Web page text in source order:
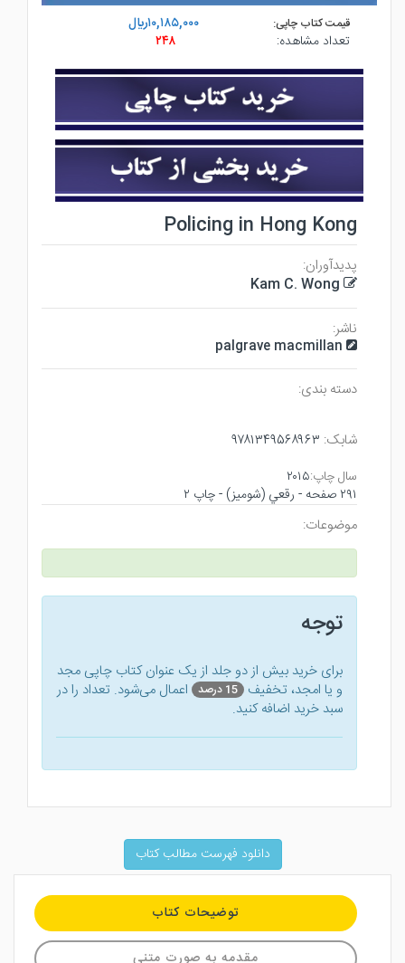
قیمت کتاب چاپی:
۱۰,۱۸۵,۰۰۰ريال
تعداد مشاهده:
۲۴۸
Policing in Hong Kong
پدیدآوران:
Kam C. Wong
ناشر:
palgrave macmillan
دسته بندی:
شابک: ۹۷۸۱۳۴۹۵۶۸۹۶۳
سال چاپ:۲۰۱۵
۲۹۱ صفحه - رقعي (شوميز) - چاپ ۲
موضوعات:
توجه
برای خرید بیش از دو جلد از یک عنوان کتاب‌ چاپی مجد
و یا امجد، تخفیف 15 درصد
اعمال می‌شود. تعداد را در
سبد خرید اضافه کنید.
دانلود فهرست مطالب کتاب
توضیحات کتاب
مقدمه به صورت متنی